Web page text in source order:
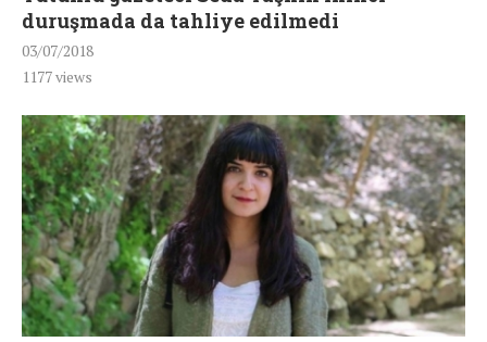
duruşmada da tahliye edilmedi
03/07/2018
1177views